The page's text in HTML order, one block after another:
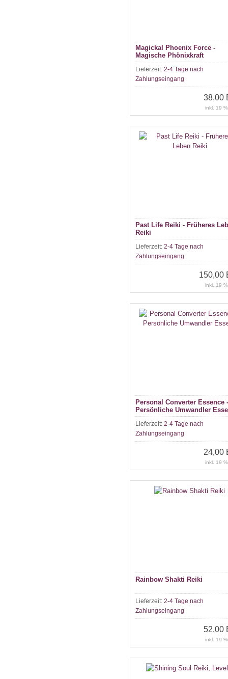
Magickal Phoenix Force -
Magische Phönixkraft
Lieferzeit: 2-4 Tage nach
Zahlungseingang
38,00
inkl. 19
Past Life Reiki - Früheres
Reiki
Lieferzeit: 2-4 Tage nach
Zahlungseingang
150,00
inkl. 19
Personal Converter Essence -
Persönliche Umwandler
Lieferzeit: 2-4 Tage nach
Zahlungseingang
24,00
inkl. 19
Rainbow Shakti Reiki
Lieferzeit: 2-4 Tage nach
Zahlungseingang
52,00
inkl. 19